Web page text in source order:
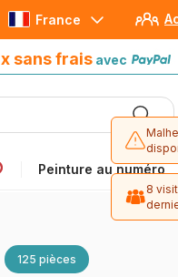
France
sans frais avec
Peinture au numéro
avec Paypal
125 pièces
8